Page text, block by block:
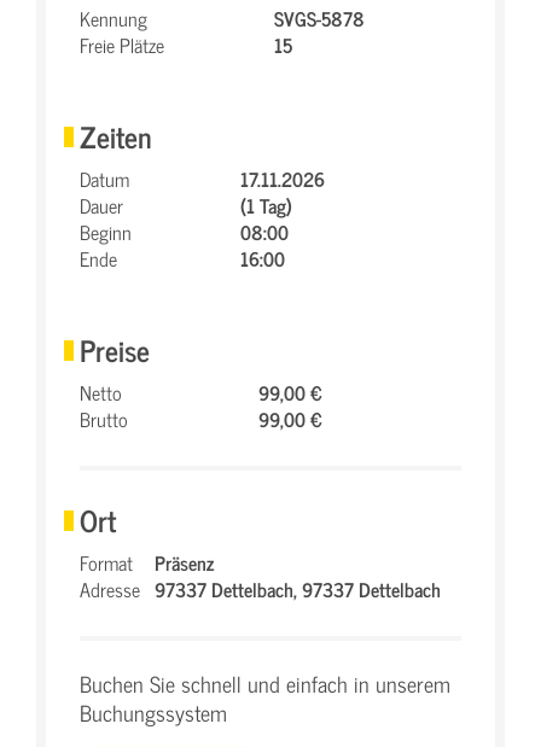
Kennung
SVGS-5878
Freie Plätze
15
Zeiten
Datum
17.11.2026
Dauer
(1 Tag)
Beginn
08:00
Ende
16:00
Preise
Netto
99,00 €
Brutto
99,00 €
Ort
Format
Präsenz
Adresse 97337 Dettelbach,97337 Dettelbach
Buchen Sie schnell und einfach in unserem
Buchungssystem